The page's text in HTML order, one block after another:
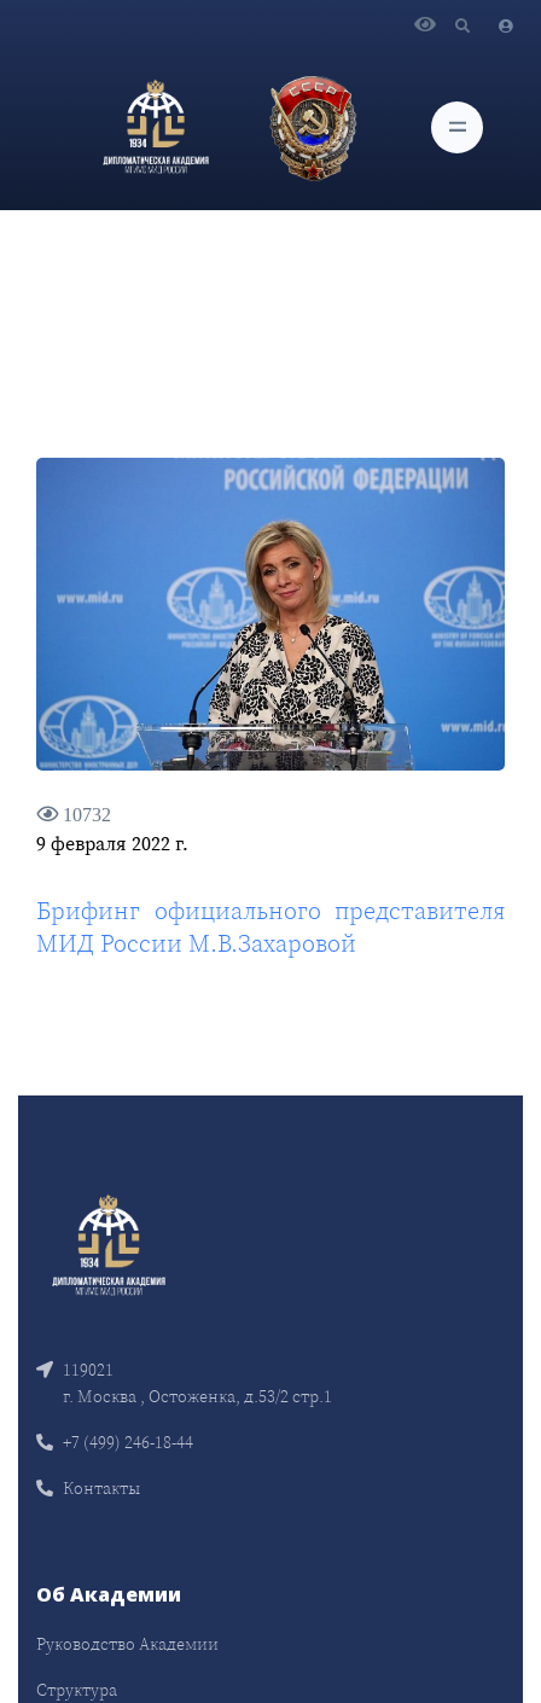
10732
9 февраля 2022 г.
Брифинг официального представителя
МИД России М.В.Захаровой
119021
г. Москва , Остоженка, д.53/2 стр.1
+7 (499) 246-18-44
Контакты
Об Академии
Руководство Академии
Структура